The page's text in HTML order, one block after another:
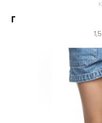
ΠΑΙΔΙΚΗ ΚΟΦΤΗ